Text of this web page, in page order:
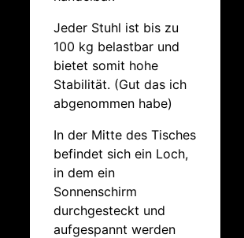
Jeder Stuhl ist bis zu
100 kg belastbar und
bietet somit hohe
Stabilität. (Gut das ich
abgenommen habe)
In der Mitte des Tisches
befindet sich ein Loch,
in dem ein
Sonnenschirm
durchgesteckt und
aufgespannt werden